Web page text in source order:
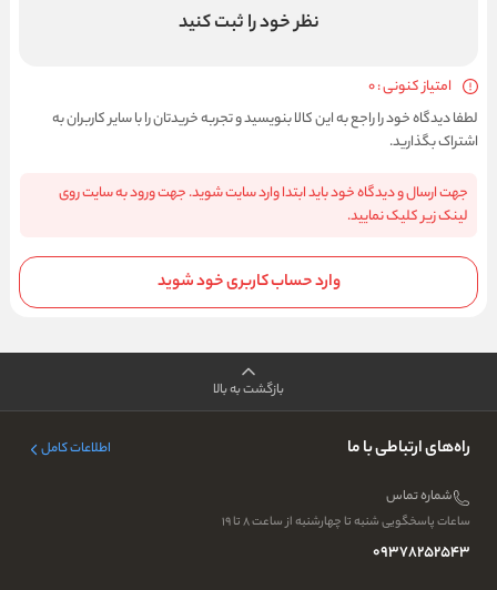
نظر خود را ثبت کنید
امتیاز کنونی : 0
لطفا دیدگاه خود را راجع به این کالا بنویسید و تجربه خریدتان را با سایر کاربران به
اشتراک بگذارید.
جهت ارسال و دیدگاه خود باید ابتدا وارد سایت شوید. جهت ورود به سایت روی
لینک زیر کلیک نمایید.
وارد حساب کاربری خود شوید
بازگشت به بالا
راه‌های ارتباطی با ما اطلاعات کامل
شماره تماس
ساعات پاسخگویی شنبه تا چهارشنبه از ساعت ۸ تا ۱۹
09378252543